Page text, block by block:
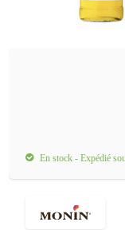
En stock - Expédié